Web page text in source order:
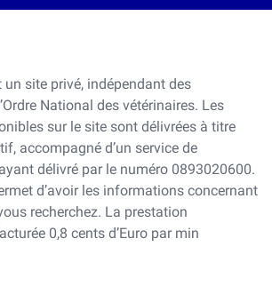
un site privé, indépendant des
National des vétérinaires. Les
sur le site sont délivrées à titre
accompagné d’un service de
délivré par le numéro 0893020600.
d’avoir les informations concernant
recherchez. La prestation
0,8 cents d’Euro par min